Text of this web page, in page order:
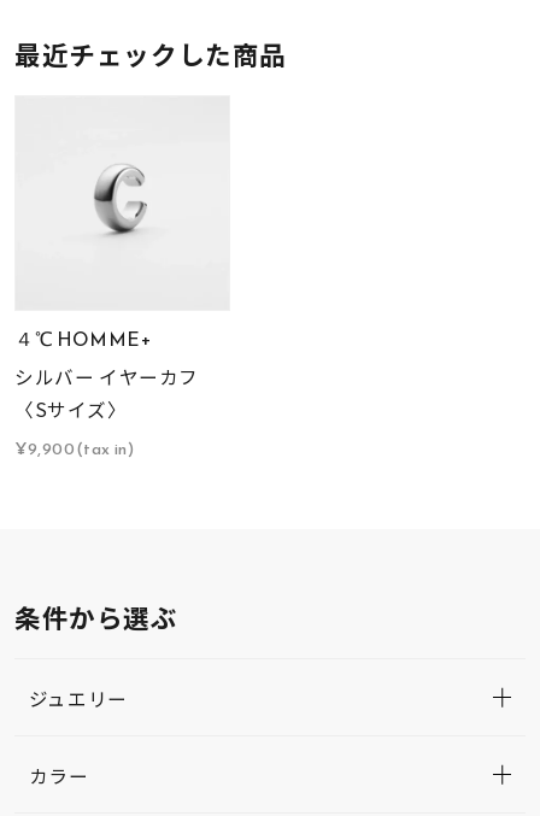
最近チェックした商品
４℃ HOMME+
シルバー イヤーカフ
〈Sサイズ〉
¥9,900(tax in)
条件から選ぶ
ジュエリー
カラー